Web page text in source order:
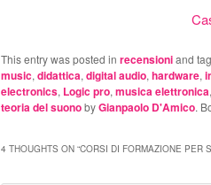
This entry was posted in recensioniand
music,didattica,digital audio,hardware,
electronics, Logic pro,musica elettronica,
teoria del suonobyGianpaolo D'Amico.
4 THOUGHTS ON “CORSI DI FORMAZIONE PER